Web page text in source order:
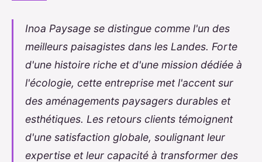
Inoa Paysage se distingue comme l'un des
meilleurs paisagistes dans les Landes. Forte
d'une histoire riche et d'une mission dédiée à
l'écologie, cette entreprise met l'accent sur
des aménagements paysagers durables et
esthétiques. Les retours clients témoignent
d'une satisfaction globale, soulignant leur
expertise et leur capacité à transformer des